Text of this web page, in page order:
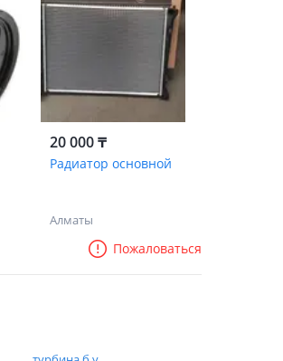
20 000 ₸
Радиатор основной
Алматы
Пожаловаться